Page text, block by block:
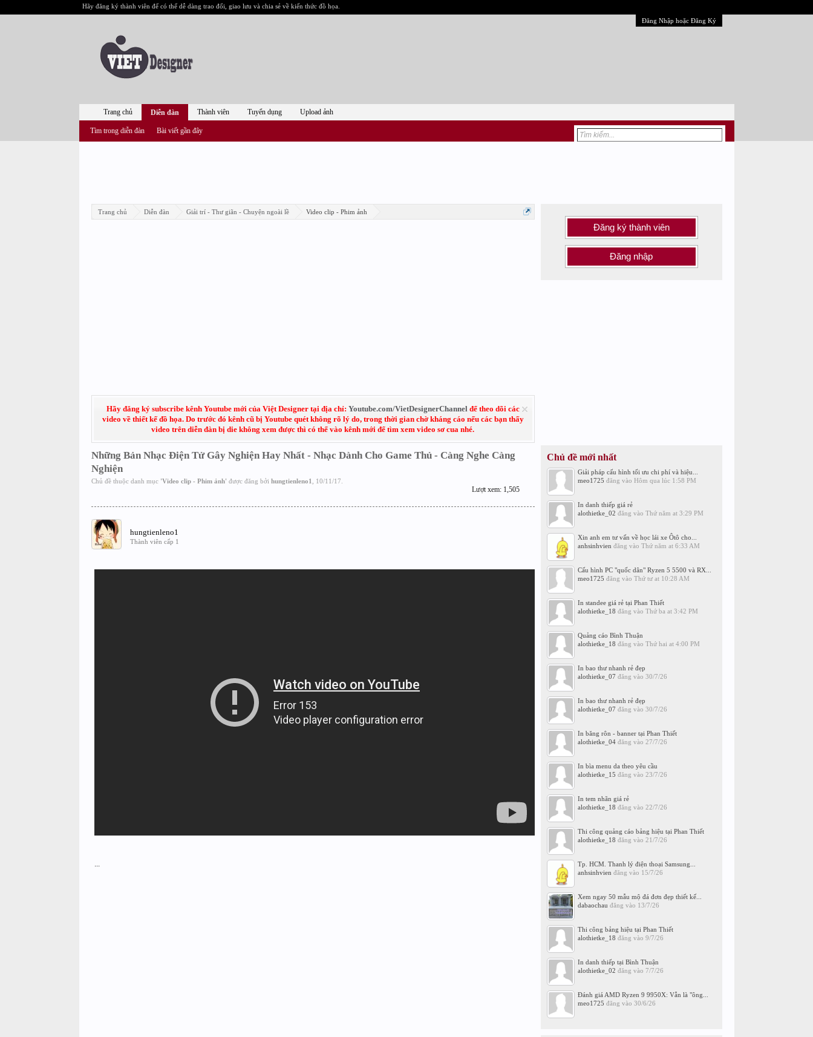
Hãy đăng ký thành viên để có thể dễ dàng trao đổi, giao lưu và chia sẻ về kiến thức đồ họa.
Đăng Nhập hoặc Đăng Ký
Trang chủ Diễn đàn Giải trí - Thư giãn - Chuyện ngoài lề Video clip - Phim ảnh
Hãy đăng ký subscribe kênh Youtube mới của Việt Designer tại địa chỉ: Youtube.com/VietDesignerChannelđể theo dõi các
video về thiết kế đồ họa. Do trước đó kênh cũ bị Youtube quét không rõ lý do, trong thời gian chờ kháng cáo nếu các bạn thấy
video trên diễn đàn bị die không xem được thì có thể vào kênh mới để tìm xem video sơ cua nhé.
Những Bản Nhạc Điện Tử Gây Nghiện Hay Nhất - Nhạc Dành Cho Game Thủ - Càng Nghe Càng
Nghiện
Chủ đề thuộc danh mục 'Video clip - Phim ảnh' được đăng bởi hungtienleno1 10/11/17
Lượt xem: 1,505
hungtienleno1
Thành viên cấp 1
Đăng ký thành viên
Đăng nhập
Chủ đề mới nhất
Giải pháp cấu hình tối ưu chi phí và hiệu...
meo1725 đăng vào Hôm qua lúc 1:58 PM
In danh thiếp giá rẻ
alothietke_02 đăng vào Thứ năm at 3:29 PM
Xin anh em tư vấn về học lái xe Ôtô cho...
anhsinhvien đăng vào Thứ năm at 6:33 AM
Cấu hình PC "quốc dân" Ryzen 5 5500 và RX...
meo1725 đăng vào Thứ tư at 10:28 AM
In standee giá rẻ tại Phan Thiết
alothietke_18 đăng vào Thứ ba at 3:42 PM
Quảng cáo Bình Thuận
alothietke_18 đăng vào Thứ hai at 4:00 PM
In bao thư nhanh rẻ đẹp
alothietke_07 đăng vào 30/7/26
In bao thư nhanh rẻ đẹp
alothietke_07 đăng vào 30/7/26
In băng rôn - banner tại Phan Thiết
alothietke_04đăng vào 27/7/26
In bìa menu da theo yêu cầu
alothietke_15 đăng vào 23/7/26
In tem nhãn giá rẻ
alothietke_18 đăng vào 22/7/26
Thi công quảng cáo bảng hiệu tại Phan Thiết
alothietke_18 đăng vào 21/7/26
Tp. HCM. Thanh lý điện thoại Samsung...
anhsinhvien đăng vào 15/7/26
Xem ngay 50 mẫu mộ đá đơn đẹp thiết kế...
dabaochau đăng vào 13/7/26
Thi công bảng hiệu tại Phan Thiết
alothietke_18 đăng vào 9/7/26
In danh thiếp tại Bình Thuận
alothietke_02 đăng vào 7/7/26
Đánh giá AMD Ryzen 9 9950X: Vẫn là "ông...
meo1725 đăng vào 30/6/26
Trang chủ Diễn đàn
Tìm trong diễn đàn Bài viết gần đây
Thành viên Tuyển dụng Upload ảnh